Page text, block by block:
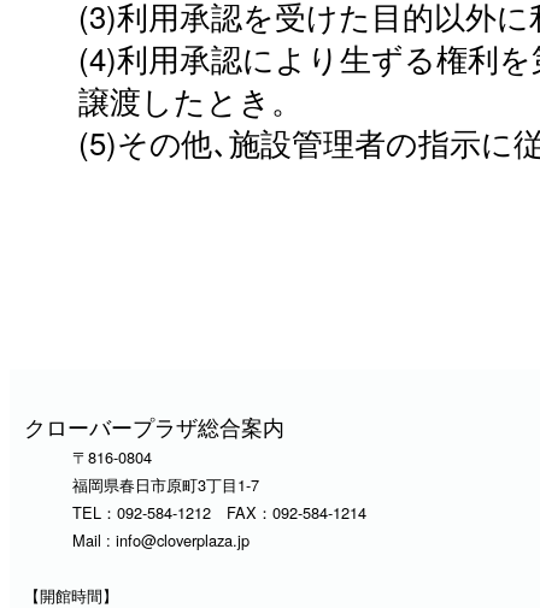
(3)利用承認を受けた目的以外
(4)利用承認により生ずる権利
譲渡したとき。
(5)その他､施設管理者の指示に
クローバープラザ総合案内
〒816-0804
福岡県春日市原町3丁目1-7
TEL： 092-584-1212 FAX：092-584-1214
Mail : info@cloverplaza.jp
【開館時間】